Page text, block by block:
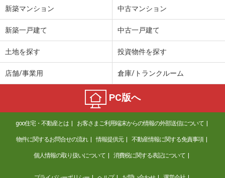
青森県八戸市沼館１
青森県八戸市根城１
4.60万円
住 所
青森県八戸市根城１
専有面積 26.08m²
間取り
1K
青森県八戸市大字湊町字下条
新築マンション 中古マンション
新築一戸建て 中古一戸建て
土地を探す 投資物件を探す
店舗/事業用 倉庫/トランクルーム
PC版へ
goo住宅・不動産とは お客さまご利用端末からの情報の外部送信について
物件に関するお問合せの流れ 情報提供元 不動産情報に関する免責事項
個人情報の取り扱いについて 消費税に関する表記について